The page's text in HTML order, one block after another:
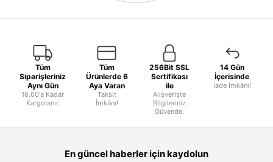
Tüm
Siparişleriniz
Aynı Gün
16.00'a Kadar
Kargolanır.
Tüm
Ürünlerde 6
Aya Varan
Taksit
İmkânı!
256Bit SSL
Sertifikası
ile
Alışverişte
Bilgileriniz
Güvende.
14 Gün
İçerisinde
İade İmkânı!
En güncel haberler için kaydolun